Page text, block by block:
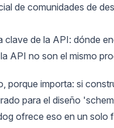
de comunidades de
clave de la API: dónde
API no son el mismo
porque importa: si
para el diseño
ofrece eso en un solo